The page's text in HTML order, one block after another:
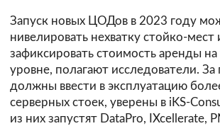
Запуск новых ЦОДов в 2023 году
нивелировать нехватку стойко-мест
зафиксировать стоимость аренды
уровне, полагают исследователи.
должны ввести в эксплуатацию
серверных стоек, уверены в iKS-
из них запустят DataPro, IXcellerate,